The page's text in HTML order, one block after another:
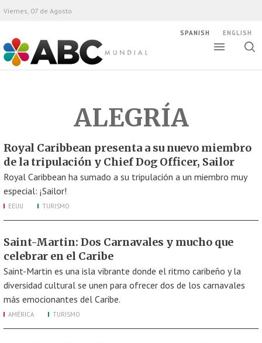
ABC Mundial
Viernes, 07 de Agosto
SPANISH ENGLISH
ALEGRÍA
Royal Caribbean presenta a su nuevo miembro
de la tripulación y Chief Dog Officer, Sailor
Royal Caribbean ha sumado a su tripulación a un miembro muy
especial: ¡Sailor!
EEUU TURISMO
Saint-Martin: Dos Carnavales y mucho que
celebrar en el Caribe
Saint-Martin es una isla vibrante donde el ritmo caribeño y la
diversidad cultural se unen para ofrecer dos de los carnavales
más emocionantes del Caribe.
AMÉRICA TURISMO